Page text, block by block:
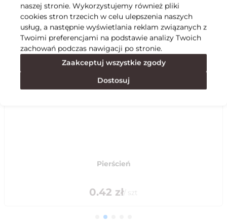
Specyfikacja
Polecane
Pierścień
0.42 zł/ szt
naszej stronie. Wykorzystujemy również pliki
cookies stron trzecich w celu ulepszenia naszych
usług, a następnie wyświetlania reklam związanych z
Twoimi preferencjami na podstawie analizy Twoich
zachowań podczas nawigacji po stronie.
Zaakceptuj wszystkie zgody
Dostosuj